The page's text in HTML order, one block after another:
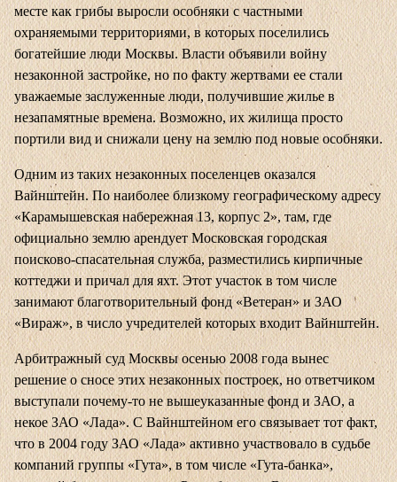
месте как грибы выросли особняки с частными
охраняемыми территориями, в которых поселились
богатейшие люди Москвы. Власти объявили войну
незаконной застройке, но по факту жертвами ее стали
уважаемые заслуженные люди, получившие жилье в
незапамятные времена. Возможно, их жилища просто
портили вид и снижали цену на землю под новые особняки.
Одним из таких незаконных поселенцев оказался
Вайнштейн. По наиболее близкому географическому адресу
«Карамышевская набережная 13, корпус 2», там, где
официально землю арендует Московская городская
поисково-спасательная служба, разместились кирпичные
коттеджи и причал для яхт. Этот участок в том числе
занимают благотворительный фонд «Ветеран» и ЗАО
«Вираж», в число учредителей которых входит Вайнштейн.
Арбитражный суд Москвы осенью 2008 года вынес
решение о сносе этих незаконных построек, но ответчиком
выступали почему-то не вышеуказанные фонд и ЗАО, а
некое ЗАО «Лада». С Вайнштейном его связывает тот факт,
что в 2004 году ЗАО «Лада» активно участвовало в судьбе
компаний группы «Гута», в том числе «Гута-банка»,